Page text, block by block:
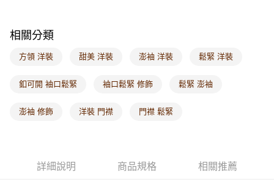
海外配送-港/澳/新/馬/泰國專屬
海外配送-其他亞洲地區 查看運費
相關分類
方領 洋裝 甜美 洋裝 澎袖 洋裝 鬆緊 洋裝
釦可開 袖口鬆緊 袖口鬆緊 修飾 鬆緊 澎袖
澎袖 修飾 洋裝 門襟 門襟 鬆緊
詳細說明 商品規格 相關推薦